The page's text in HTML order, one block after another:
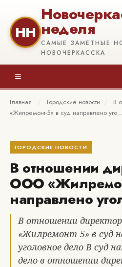
НН неделя
САМЫЕ ЗАМЕТНЫЕ
НОВОЧЕРКАССКА
≡
Главная / Городские новости /
В
«Жилремонт-5» в суд направлено уго…
ГОРОДСКИЕ НОВОСТИ
В отношении
ООО
направлено
В отношении
«Жилремонт-5» в суд
уголовное дело В суд
дело в отношении